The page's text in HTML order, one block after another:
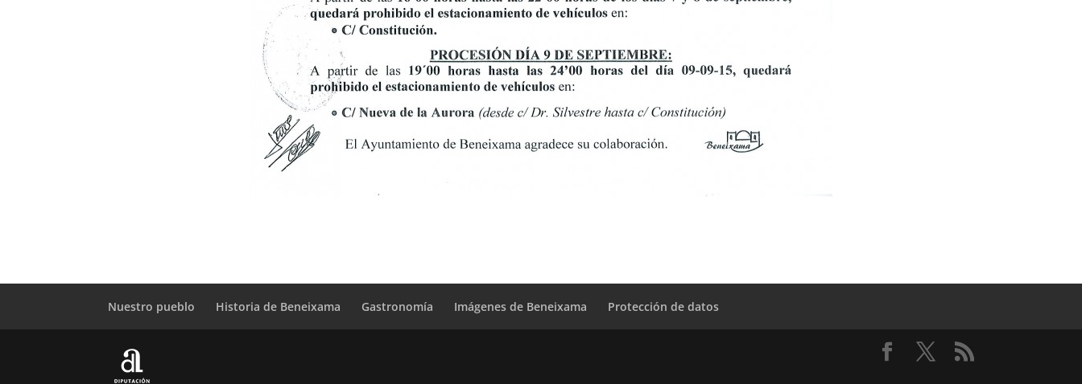
Nuestro pueblo Historia de Beneixama Gastronomía Imágenes de Beneixama Protección de datos